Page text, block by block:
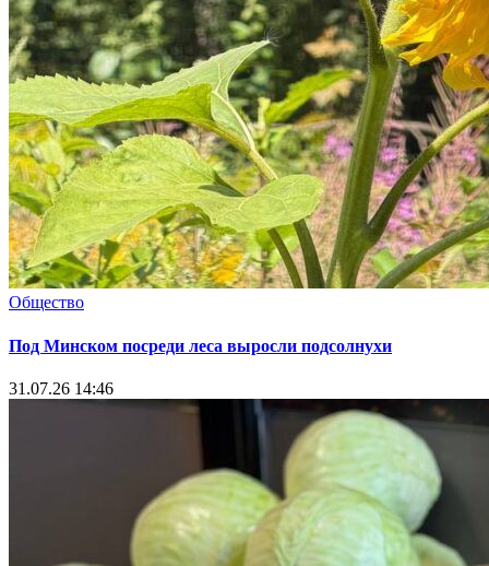
Общество
Под Минском посреди леса выросли подсолнухи
31.07.26 14:46